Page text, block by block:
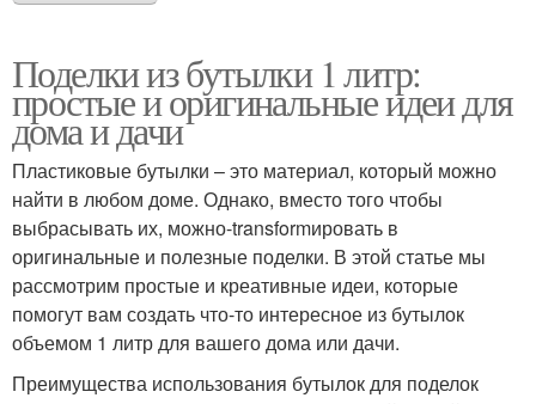
Поделки из бутылки 1 литр:
простые и оригинальные идеи для
дома и дачи
Пластиковые бутылки – это материал, который можно
найти в любом доме. Однако, вместо того чтобы
выбрасывать их, можно-transformировать в
оригинальные и полезные поделки. В этой статье мы
рассмотрим простые и креативные идеи, которые
помогут вам создать что-то интересное из бутылок
объемом 1 литр для вашего дома или дачи.
Преимущества использования бутылок для поделок